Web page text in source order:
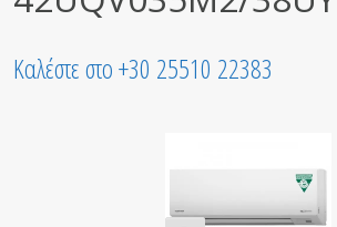
Καλέστε στο +30 25510 22383